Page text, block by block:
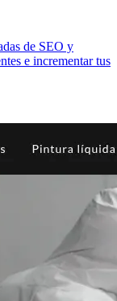
de SEO y
e incrementar tus